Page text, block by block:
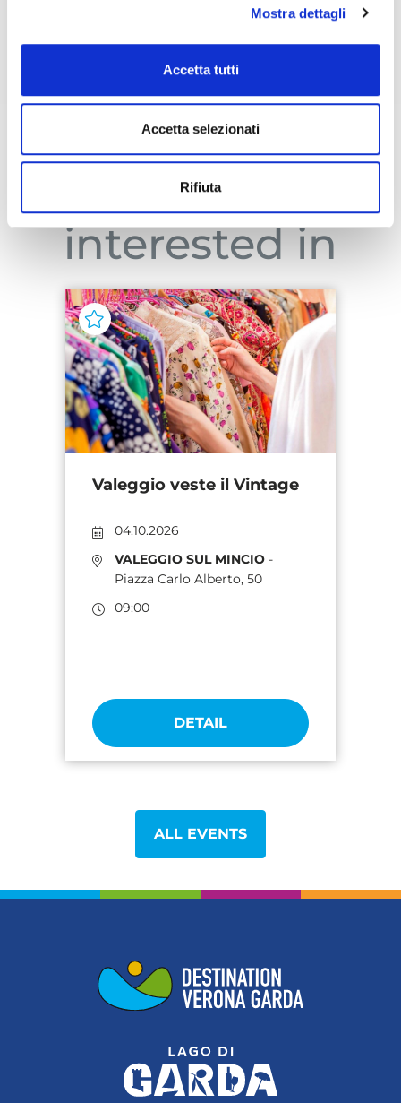
Mostra dettagli
Accetta tutti
Accetta selezionati
Rifiuta
You might be
interested in
Valeggio veste il Vintage
04.10.2026
VALEGGIO SUL MINCIO-
Piazza Carlo Alberto, 50
09:00
DETAIL
ALL EVENTS